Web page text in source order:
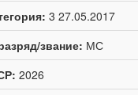
3 27.05.2017
звание: МС
2026